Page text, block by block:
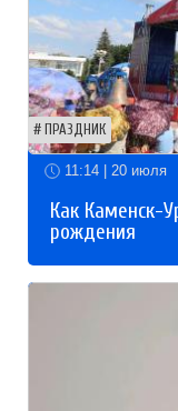
ПРАЗДНИК
11:14 | 20 июля
Как Каменск-
рождения